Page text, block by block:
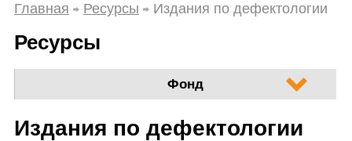
Главная Ресурсы Издания по дефектологии
Ресурсы
Фонд
Издания по дефектологии